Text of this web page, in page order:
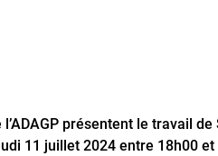
présentent le travail
11 juillet 2024 entre 18h00 et